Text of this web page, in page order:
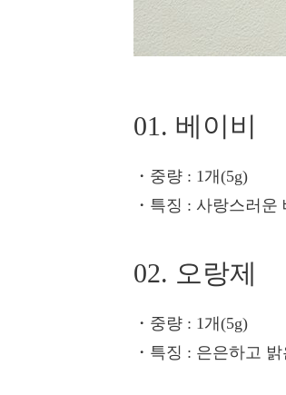
01. 베이비
・중량 : 1개(5g)
・특징 : 사랑스러운
02. 오랑제
・중량 : 1개(5g)
・특징 : 은은하고